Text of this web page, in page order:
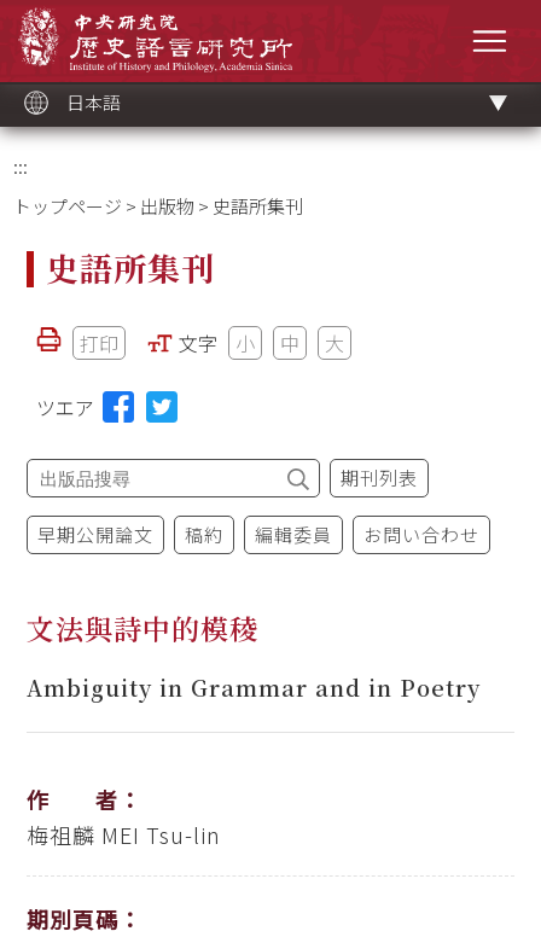
ッ
ク
日本語
:::
トップページ > 出版物 > 史語所集刊
史語所集刊
打印 文字 小 中 大
ツエア
期刊列表
早期公開論文 稿約 編輯委員 お問い合わせ
文法與詩中的模稜
Ambiguity in Grammar and in Poetry
作 者：
梅祖麟 MEI Tsu-lin
期別頁碼：